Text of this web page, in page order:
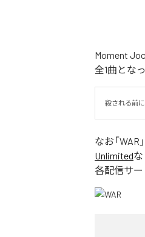
Moment
全1曲とな
殺される前
なお「WAR
Unlimited
各配信サー